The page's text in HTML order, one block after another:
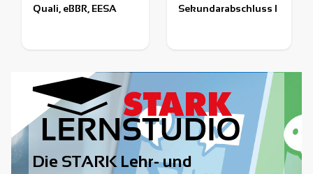
Quali, eBBR, EESA
Sekundarabschluss I
Die STARK Lehr- und